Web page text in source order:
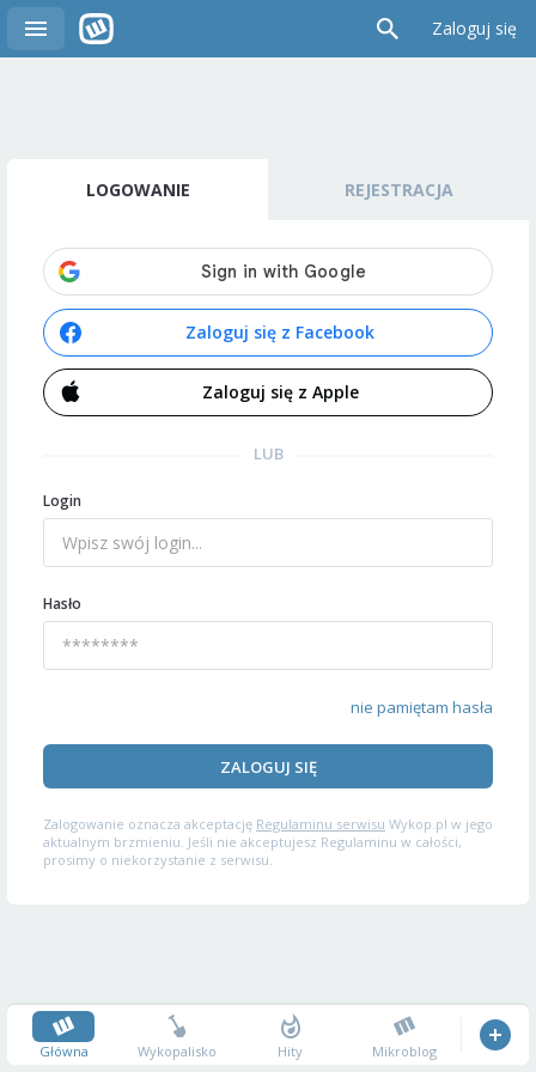
Zaloguj się
LOGOWANIE REJESTRACJA
Zaloguj się z Facebook
Zaloguj się z Apple
LUB
Login
Hasło
nie pamiętam hasła
ZALOGUJ SIĘ
Zalogowanie oznacza akceptację Regulaminu serwisu Wykop.pl w jego
aktualnym brzmieniu. Jeśli nie akceptujesz Regulaminu w całości,
prosimy o niekorzystanie z serwisu.
Główna Wykopalisko Hity Mikroblog